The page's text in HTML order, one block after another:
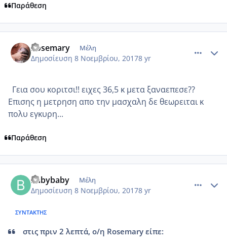
Παράθεση
Rosemary Μέλη
Δημοσίευση 8 Νοεμβρίου, 20178 yr
Γεια σου κοριτσι!! ειχες 36,5 κ μετα ξαναεπεσε??
Επισης η μετρηση απο την μασχαλη δε θεωρειται κ
πολυ εγκυρη...
Παράθεση
babybaby Μέλη
Δημοσίευση 8 Νοεμβρίου, 20178 yr
ΣΥΝΤΆΚΤΗΣ
στις πριν 2 λεπτά, ο/η Rosemary είπε: